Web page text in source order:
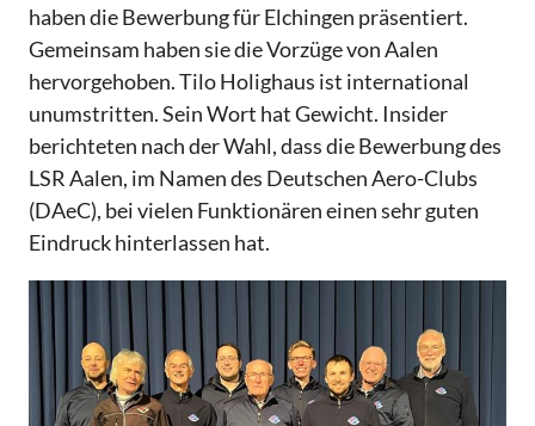
haben die Bewerbung für Elchingen präsentiert.
Gemeinsam haben sie die Vorzüge von Aalen
hervorgehoben. Tilo Holighaus ist international
unumstritten. Sein Wort hat Gewicht. Insider
berichteten nach der Wahl, dass die Bewerbung des
LSR Aalen, im Namen des Deutschen Aero-Clubs
(DAeC), bei vielen Funktionären einen sehr guten
Eindruck hinterlassen hat.